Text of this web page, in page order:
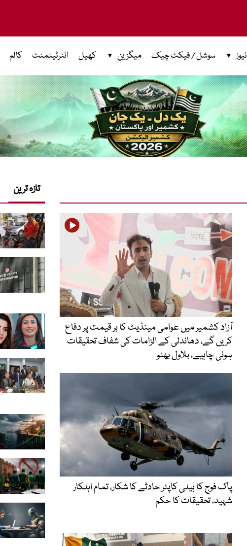
نیوز سوشل / فیکٹ چیک میگزین کھیل انٹرٹینمنٹ کالم
آزاد کشمیر میں عوامی مینڈیٹ کا ہر قیمت پر دفاع
کریں گے، دھاندلی کے الزامات کی شفاف تحقیقات
ہونی چاہیے، بلاول بھٹو
پاک فوج کا ہیلی کاپٹر حادثے کا شکار، تمام اہلکار
شہید، تحقیقات کا حکم
تازہ ترین